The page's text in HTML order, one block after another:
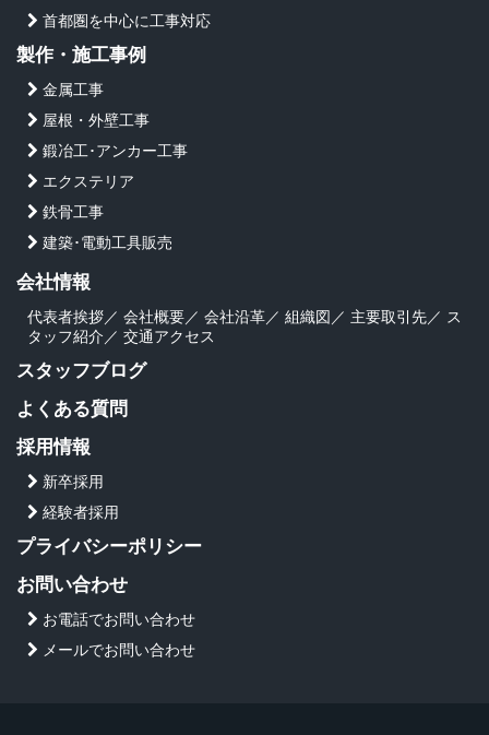
首都圏を中心に工事対応
製作・施工事例
金属工事
屋根・外壁工事
鍛冶工･アンカー工事
エクステリア
鉄骨工事
建築･電動工具販売
会社情報
代表者挨拶／ 会社概要／ 会社沿革／ 組織図 ／ 主要取引先／ ス
タッフ紹介 ／ 交通アクセス
スタッフブログ
よくある質問
採用情報
新卒採用
経験者採用
プライバシーポリシー
お問い合わせ
お電話でお問い合わせ
メールでお問い合わせ